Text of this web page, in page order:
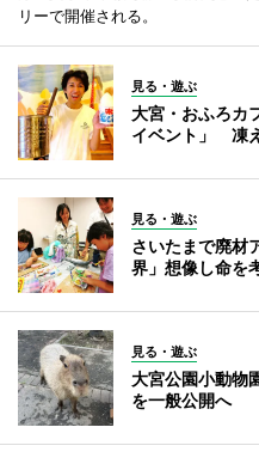
リーで開催される。
見る・遊ぶ
大宮・おふろカ
イベント」 凍
見る・遊ぶ
さいたまで廃材
界」想像し命を
見る・遊ぶ
大宮公園小動物
を一般公開へ